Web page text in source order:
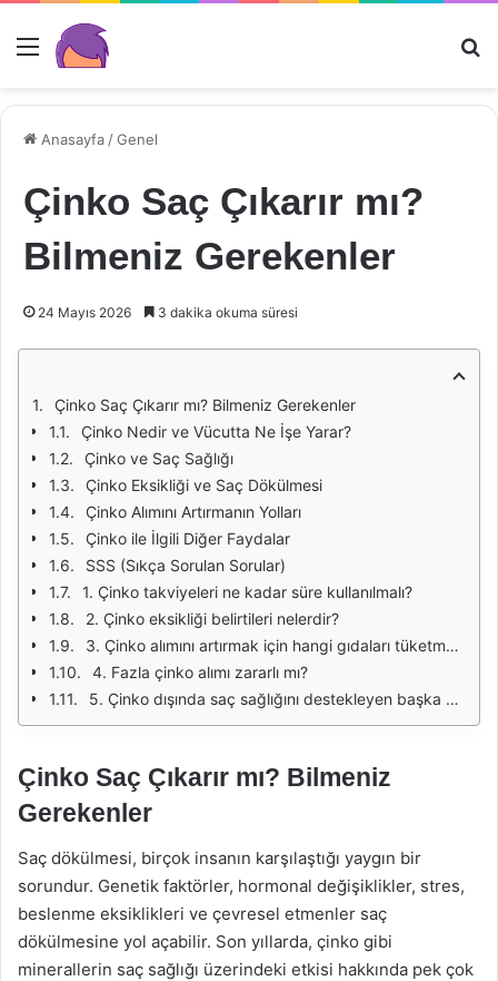
Menü
Anasayfa /Genel
Çinko Saç Çıkarır mı?
Bilmeniz Gerekenler
24 Mayıs 2026 3 dakika okuma süresi
Çinko Saç Çıkarır mı? Bilmeniz Gerekenler
Çinko Nedir ve Vücutta Ne İşe Yarar?
Çinko ve Saç Sağlığı
Çinko Eksikliği ve Saç Dökülmesi
Çinko Alımını Artırmanın Yolları
Çinko ile İlgili Diğer Faydalar
SSS (Sıkça Sorulan Sorular)
1. Çinko takviyeleri ne kadar süre kullanılmalı?
2. Çinko eksikliği belirtileri nelerdir?
3. Çinko alımını artırmak için hangi gıdaları tüketmeliyim?
4. Fazla çinko alımı zararlı mı?
5. Çinko dışında saç sağlığını destekleyen başka mineraller var mı?
Çinko Saç Çıkarır mı? Bilmeniz
Gerekenler
Saç dökülmesi, birçok insanın karşılaştığı yaygın bir
sorundur. Genetik faktörler, hormonal değişiklikler, stres,
beslenme eksiklikleri ve çevresel etmenler saç
dökülmesine yol açabilir. Son yıllarda, çinko gibi
minerallerin saç sağlığı üzerindeki etkisi hakkında pek çok